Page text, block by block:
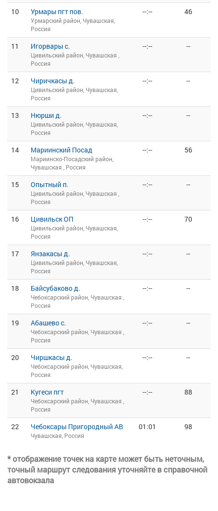
10 Урмары пгт пов.
Урмарский район, Чувашская,
Россия
--:-- 46
11 Игорвары с.
Цивильский район, Чувашская ,
Россия
--:-- --
12 Чиричкасы д.
Цивильский район, Чувашская,
Россия
--:-- --
13 Нюрши д.
Цивильский район, Чувашская,
Россия
--:-- --
14 Мариинский Посад
Мариинско-Посадский район,
Чувашская , Россия
--:-- 56
15 Опытный п.
Цивильский район, Чувашская ,
Россия
--:-- --
16 Цивильск ОП
Цивильский район, Чувашская,
Россия
--:-- 70
17 Янзакасы д.
Цивильский район, Чувашская,
Россия
--:-- --
18 Байсубаково д.
Чебоксарский район, Чувашская ,
Россия
--:-- --
19 Абашево с.
Чебоксарский район, Чувашская ,
Россия
--:-- --
20 Чиршкасы д.
Чебоксарский район, Чувашская,
Россия
--:-- --
21 Кугеси пгт
Чебоксарский район, Чувашская ,
Россия
--:-- 88
22 Чебоксары Пригородный АВ
Чувашская, Россия
01:01 98
* отображение точек на карте может быть неточным,
точный маршрут следования уточняйте в справочной
автовокзала